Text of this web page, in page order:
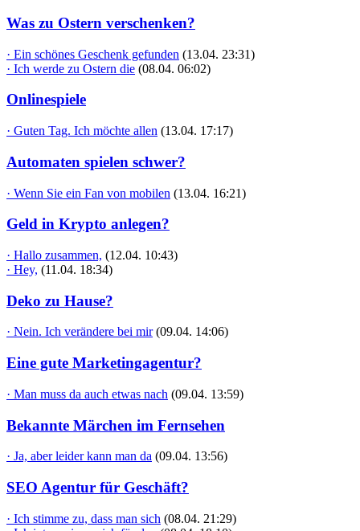
Was zu Ostern verschenken?
· Ein schönes Geschenk gefunden (13.04. 23:31)
· Ich werde zu Ostern die (08.04. 06:02)
Onlinespiele
· Guten Tag. Ich möchte allen (13.04. 17:17)
Automaten spielen schwer?
· Wenn Sie ein Fan von mobilen (13.04. 16:21)
Geld in Krypto anlegen?
· Hallo zusammen, (12.04. 10:43)
· Hey, (11.04. 18:34)
Deko zu Hause?
· Nein. Ich verändere bei mir (09.04. 14:06)
Eine gute Marketingagentur?
· Man muss da auch etwas nach (09.04. 13:59)
Bekannte Märchen im Fernsehen
· Ja, aber leider kann man da (09.04. 13:56)
SEO Agentur für Geschäft?
· Ich stimme zu, dass man sich (08.04. 21:29)